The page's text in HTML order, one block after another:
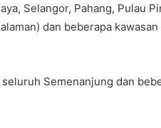
Selangor, Pahang, Pulau
dan beberapa kawasan
Semenanjung dan